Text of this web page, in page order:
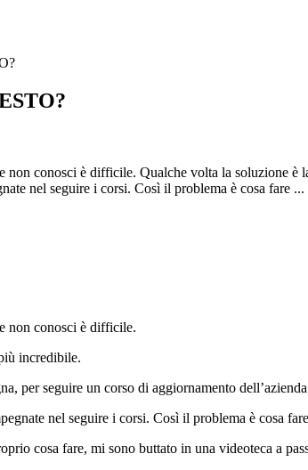
non conosci è difficile. Qualche volta la soluzione è
nel seguire i corsi. Così il problema è cosa fare ...
non conosci è difficile.
incredibile.
per seguire un corso di aggiornamento
nel seguire i corsi. Così il problema è cosa
cosa fare, mi sono buttato in una videoteca a